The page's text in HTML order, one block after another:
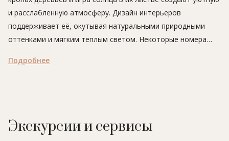
и расслабленную атмосферу. Дизайн интерьеров
поддерживает её, окутывая натуральными природными
оттенками и мягким теплым светом. Некоторые номера
очарование. Для достижения полной гармонии посетите
рецепторы, отправляйтесь в ресторан авторской кухни.
Подробнее
Экскурсии и сервисы